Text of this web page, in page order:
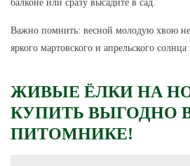
балконе или сразу высадите в сад.
Важно помнить: весной молодую хвою
яркого мартовского и апрельского
ЖИВЫЕ ЁЛКИ НА
КУПИТЬ ВЫГОДНО
ПИТОМНИКЕ!